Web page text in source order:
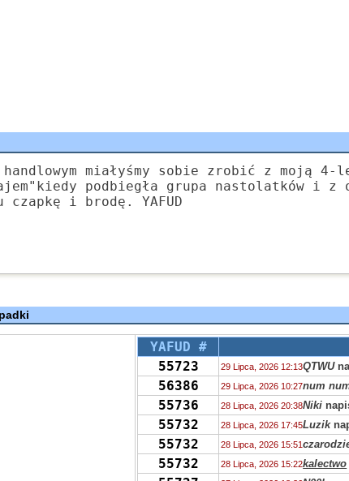
miałyśmy sobie zrobić z moją
podbiegła grupa nastolatków i z
czapkę i brodę. YAFUD
YAFUD #
55723
29 Lipca, 2026 12:13QTWU
56386 29 Lipca, 2026 10:27num
55736 28 Lipca, 2026 20:38Niki
55732 28 Lipca, 2026 17:45Luzik
55732 28 Lipca, 2026 15:51
55732 28 Lipca, 2026 15:22kalectwo